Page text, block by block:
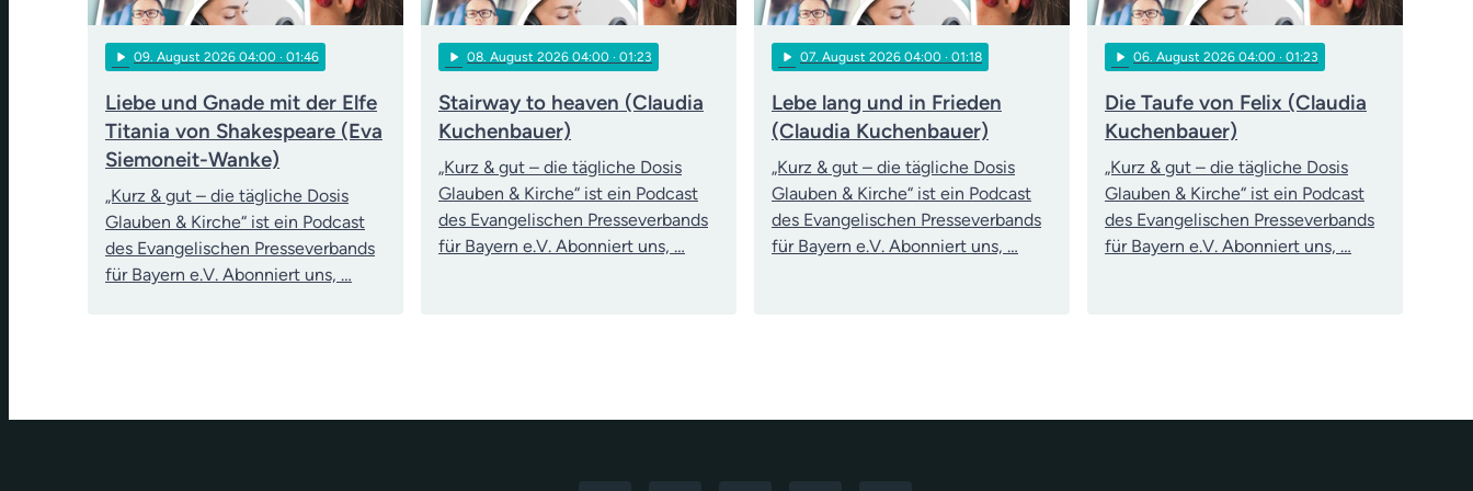
play_arrow 09 . August 2026 04:00 · 01:46
Liebe und Gnade mit der Elfe
Titania von Shakespeare (Eva
Siemoneit-Wanke)
„Kurz & gut – die tägliche Dosis
Glauben & Kirche“ ist ein Podcast
des Evangelischen Presseverbands
für Bayern e.V. Abonniert uns, …
play_arrow 08 . August 2026 04:00 · 01:23
Stairway to heaven (Claudia
Kuchenbauer)
„Kurz & gut – die tägliche Dosis
Glauben & Kirche“ ist ein Podcast
des Evangelischen Presseverbands
für Bayern e.V. Abonniert uns, …
play_arrow 07 . August 2026 04:00 · 01:18
Lebe lang und in Frieden
(Claudia Kuchenbauer)
„Kurz & gut – die tägliche Dosis
Glauben & Kirche“ ist ein Podcast
des Evangelischen Presseverbands
für Bayern e.V. Abonniert uns, …
play_arrow 06 . August 2026 04:00 · 01:23
Die Taufe von Felix (Claudia
Kuchenbauer)
„Kurz & gut – die tägliche Dosis
Glauben & Kirche“ ist ein Podcast
des Evangelischen Presseverbands
für Bayern e.V. Abonniert uns, …